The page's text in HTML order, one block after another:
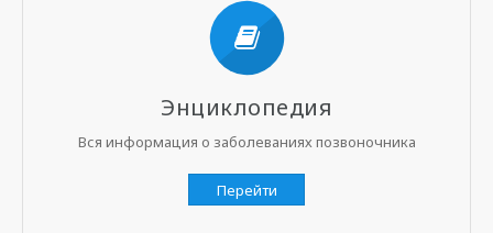
Энциклопедия
Вся информация о заболеваниях позвоночника
Перейти